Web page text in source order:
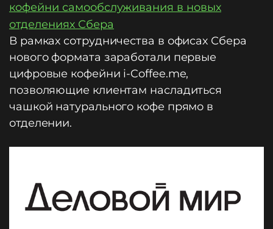
кофейни самообслуживания в новых
отделениях Сбера
В рамках сотрудничества в офисах Сбера
нового формата заработали первые
цифровые кофейни i-Coffee.me,
позволяющие клиентам насладиться
чашкой натурального кофе прямо в
отделении.